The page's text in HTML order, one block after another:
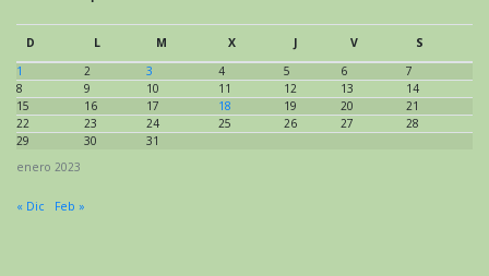
enero 2023
D L M X J V
S
1
2 3 4 5 6
7
8
9 10 11 12 13
14
15
16 17 18 19 20
21
22
23 24 25 26 27
28
29
30 31
« Dic Feb »